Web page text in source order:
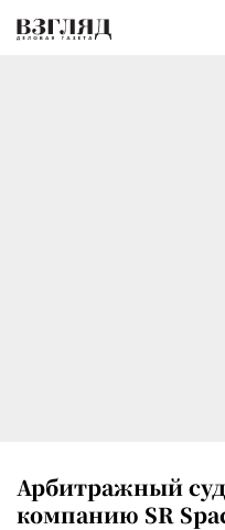
Арбитражный
компанию SR